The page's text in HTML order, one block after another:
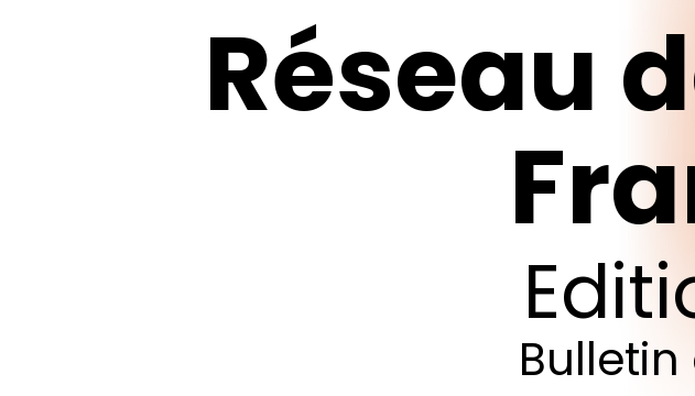
Appuyez sur Enter pour effectuer une recherche ou sur ESC pour fermer
Réseau
Bulletin